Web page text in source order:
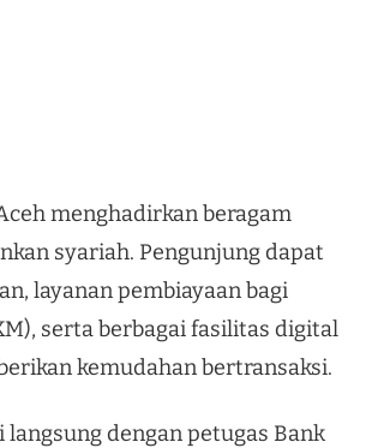
menghadirkan beragam
syariah. Pengunjung dapat
layanan pembiayaan bagi
serta berbagai fasilitas digital
kemudahan bertransaksi.
dengan petugas Bank